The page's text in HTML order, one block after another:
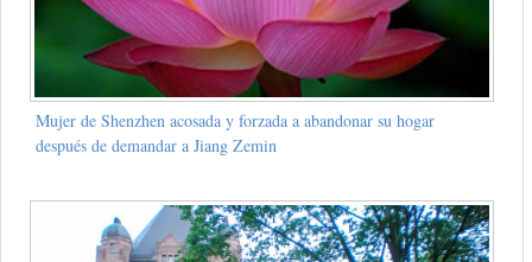
Mujer de Shenzhen acosada y forzada a abandonar su hogar
después de demandar a Jiang Zemin